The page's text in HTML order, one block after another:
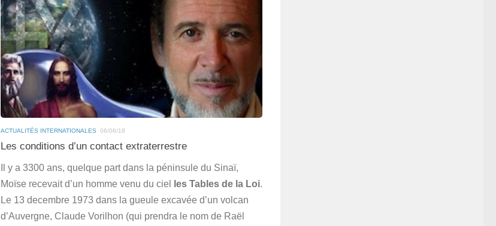
ACTUALITÉS INTERNATIONALES 06/06/18
Les conditions d’un contact extraterrestre
Il y a 3300 ans, quelque part dans la péninsule du Sinaï,
Moïse recevait d’un homme venu du ciel
les Tables de la Loi.
Le 13 decembre 1973 dans la gueule excavée d’un volcan
d’Auvergne, Claude Vorilhon (qui prendra le nom de Raël